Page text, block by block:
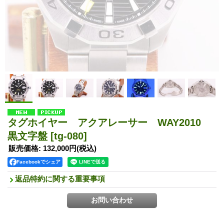
タグホイヤー アクアレーサー WAY2010
黒文字盤 [tg-080]
販売価格: 132,000円(税込)
Facebookでシェア
返品特約に関する重要事項